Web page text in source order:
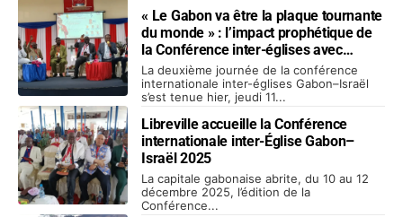
« Le Gabon va être la plaque tournante
du monde » : l’impact prophétique de
la Conférence inter-églises avec
Israël.
La deuxième journée de la conférence
internationale inter-églises Gabon–Israël
s’est tenue hier, jeudi 11...
Libreville accueille la Conférence
internationale inter-Église Gabon–
Israël 2025
La capitale gabonaise abrite, du 10 au 12
décembre 2025, l’édition de la
Conférence...